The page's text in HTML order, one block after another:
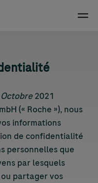
Menu
Octobre2021
(« Roche »), nous
informations
de confidentialité
personnelles que
par lesquels
partager vos